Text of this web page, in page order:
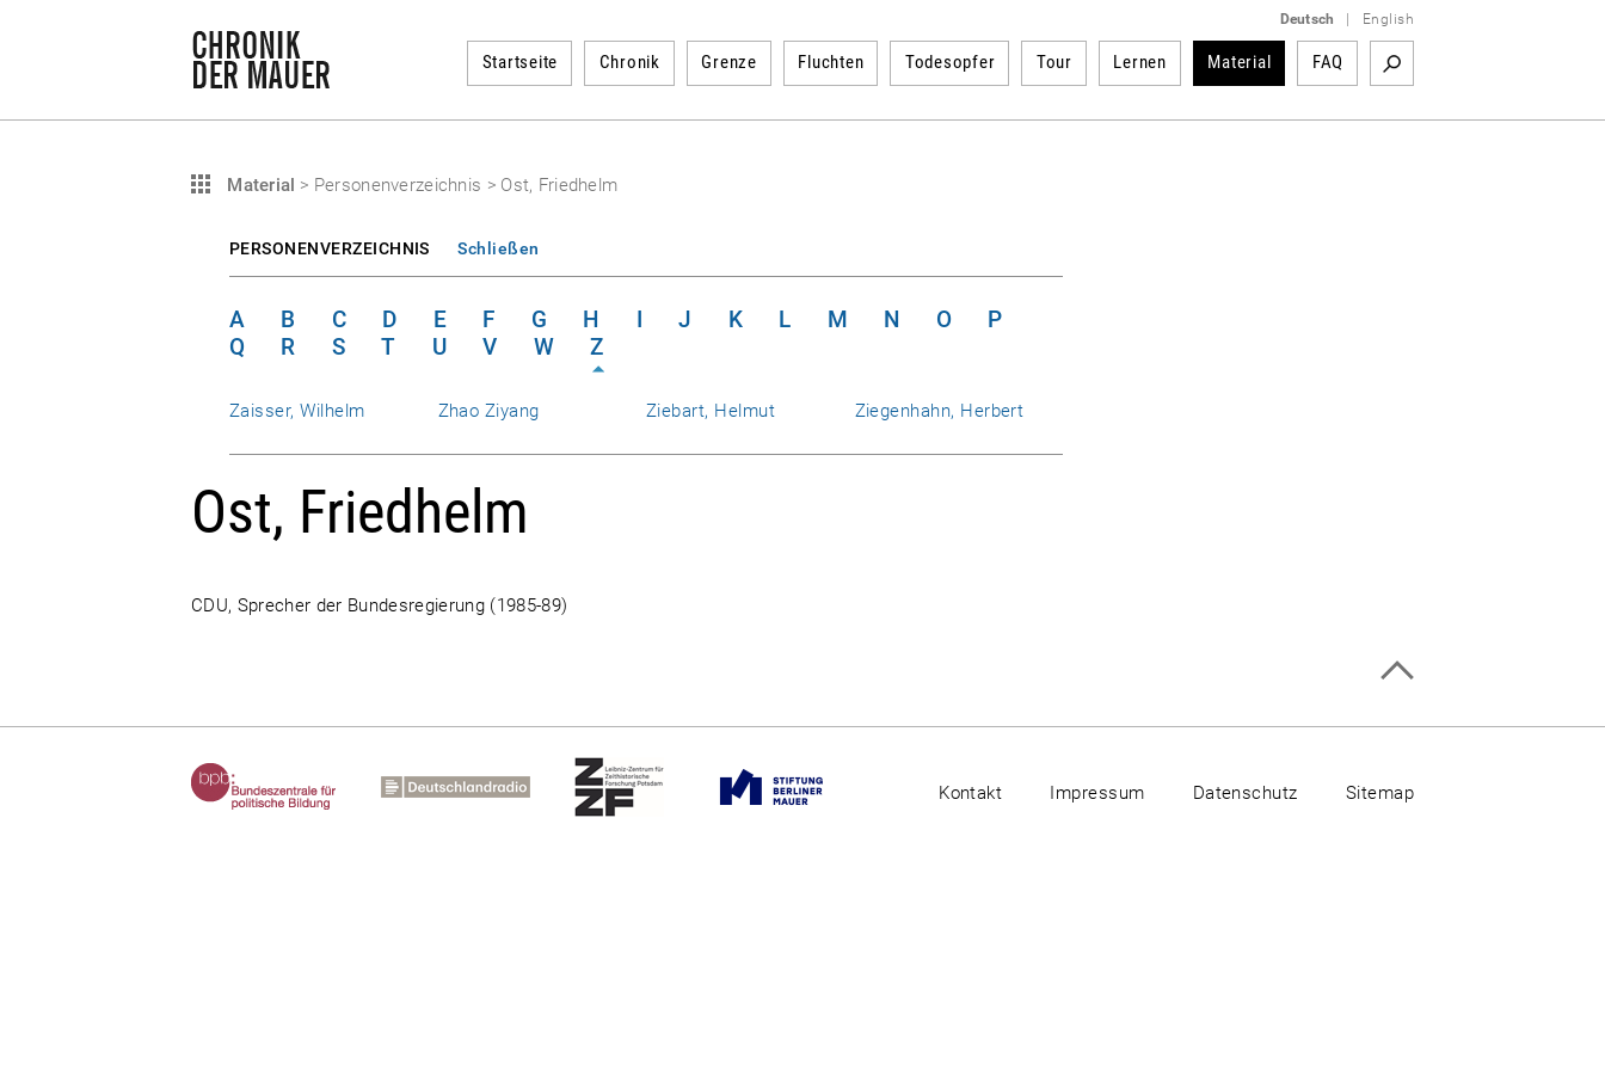
Deutsch English
Startseite Chronik Grenze Fluchten Todesopfer Tour Lernen Material FAQ
Material > Personenverzeichnis > Ost, Friedhelm
PERSONENVERZEICHNIS Schließen
A B C D E F G H I J K L M N O
P
Q
R S T U V W Z
Zaisser, Wilhelm Zhao Ziyang Ziebart, Helmut Ziegenhahn, Herbert
Ost, Friedhelm
CDU, Sprecher der Bundesregierung (1985-89)
Kontakt Impressum Datenschutz Sitemap